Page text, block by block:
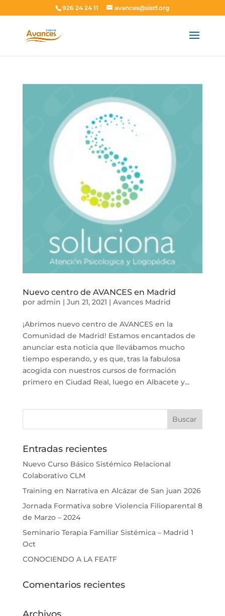
926 24 24 11 avances@sistf.org
Nuevo centro de AVANCES en Madrid
por admin | Jun 21, 2021 | Avances Madrid
¡Abrimos nuevo centro de AVANCES en la
Comunidad de Madrid! Estamos encantados de
anunciar esta noticia que llevábamos mucho
tiempo esperando, y es que, tras la fabulosa
acogida con nuestros cursos de formación
primero en Ciudad Real, luego en Albacete y...
Entradas recientes
Nuevo Curso Básico Sistémico Relacional
Colaborativo CLM
Training en Narrativa en Alcázar de San juan 2026
Jornada Formativa sobre Violencia Filioparental 8
de Marzo – 2024
Seminario Terapia Familiar Sistémica – Madrid 1
Oct
CONOCIENDO A LA FEATF
Comentarios recientes